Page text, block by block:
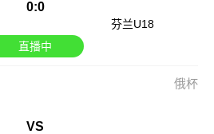
0:0
芬兰U18
直播中
俄杯
VS